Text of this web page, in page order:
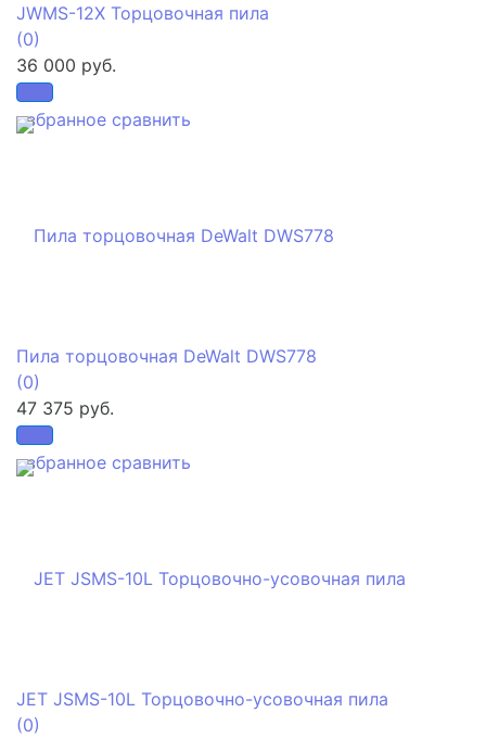
избранное сравнить
JWMS-12X Торцовочная пила
(0)
36 000 руб.
избранное сравнить
Пила торцовочная DeWalt DWS778
(0)
47 375 руб.
JET JSMS-10L Торцовочно-усовочная пила
(0)